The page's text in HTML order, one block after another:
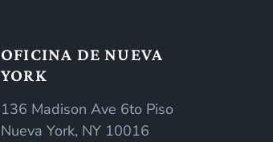
OFICINA DE NUEVA
YORK
136 Madison Ave 6to Piso
Nueva York, NY 10016